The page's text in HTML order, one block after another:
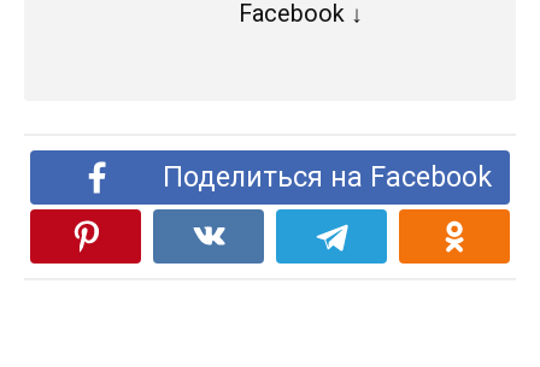
Facebook ↓
Поделиться на Facebook